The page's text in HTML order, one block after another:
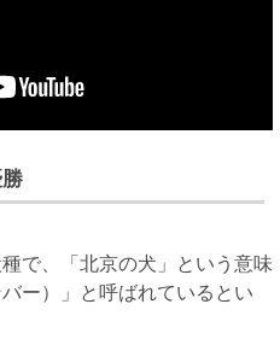
で、「北京の犬」という意味
ー）」と呼ばれているとい